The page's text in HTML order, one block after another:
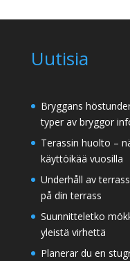
Uutisia
Bryggans
typer av bryggor
Terassin huolto –
käyttöikää vuosilla
Underhåll av
på din terrass
Suunnitteletko
yleistä virhettä
Planerar du en